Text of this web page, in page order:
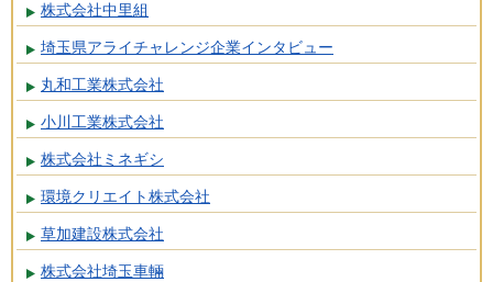
株式会社中里組
埼玉県アライチャレンジ企業インタビュー
丸和工業株式会社
小川工業株式会社
株式会社ミネギシ
環境クリエイト株式会社
草加建設株式会社
株式会社埼玉車輛